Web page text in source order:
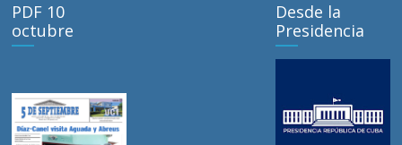
PDF 10
octubre
Desde la
Presidencia